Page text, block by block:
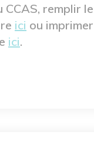
CCAS, remplir le
ici ou
ici.